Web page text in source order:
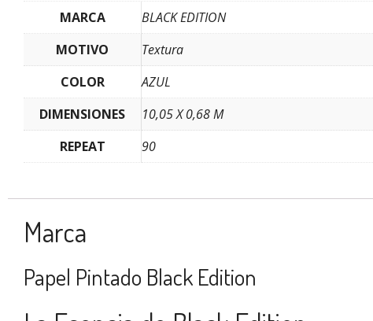
MARCA
BLACK EDITION
MOTIVO
Textura
COLOR
AZUL
DIMENSIONES
10,05 X 0,68 M
REPEAT
90
Marca
Papel Pintado Black Edition